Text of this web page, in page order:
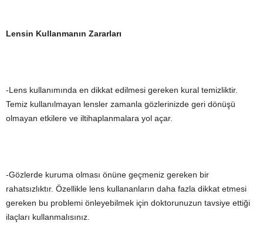
Lensin Kullanmanın Zararları
-Lens kullanımında en dikkat edilmesi gereken kural temizliktir.
Temiz kullanılmayan lensler zamanla gözlerinizde geri dönüşü
olmayan etkilere ve iltihaplanmalara yol açar.
-Gözlerde kuruma olması önüne geçmeniz gereken bir
rahatsızlıktır. Özellikle lens kullananların daha fazla dikkat etmesi
gereken bu problemi önleyebilmek için doktorunuzun tavsiye ettiği
ilaçları kullanmalısınız.